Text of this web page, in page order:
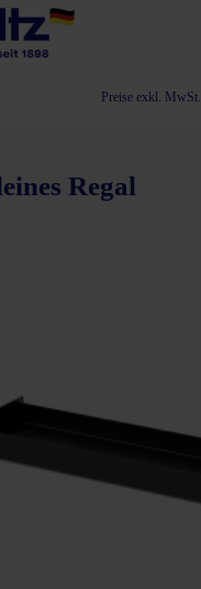
Preise exkl. MwSt.
Regal